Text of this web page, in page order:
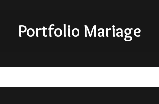
Portfolio Mariage